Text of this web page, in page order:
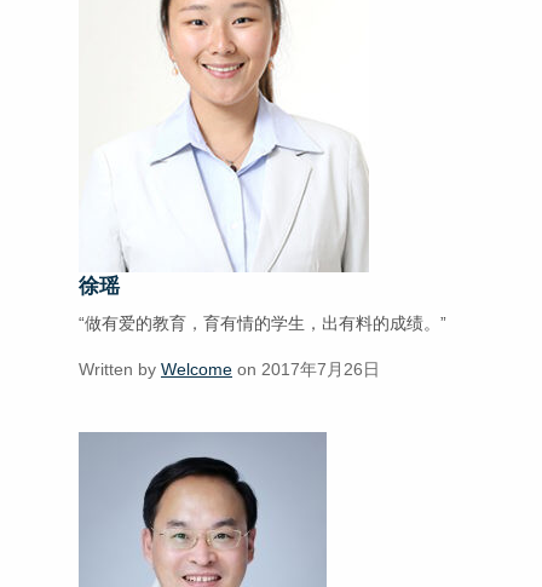
徐瑶
“做有爱的教育，育有情的学生，出有料的成绩。”
Written by Welcome on 2017年7月26日